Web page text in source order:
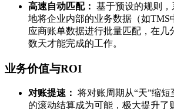
高速自动匹配： 基于预设的规则
地将企业内部的业务数据（如TMS
应商账单数据进行批量匹配，在几
数天才能完成的工作。
业务价值与ROI
对账提速： 将对账周期从“天”缩短
的滚动结算成为可能，极大提升了